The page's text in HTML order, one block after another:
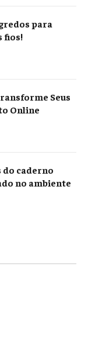
para
fios!
Seus
Online
do caderno
no ambiente